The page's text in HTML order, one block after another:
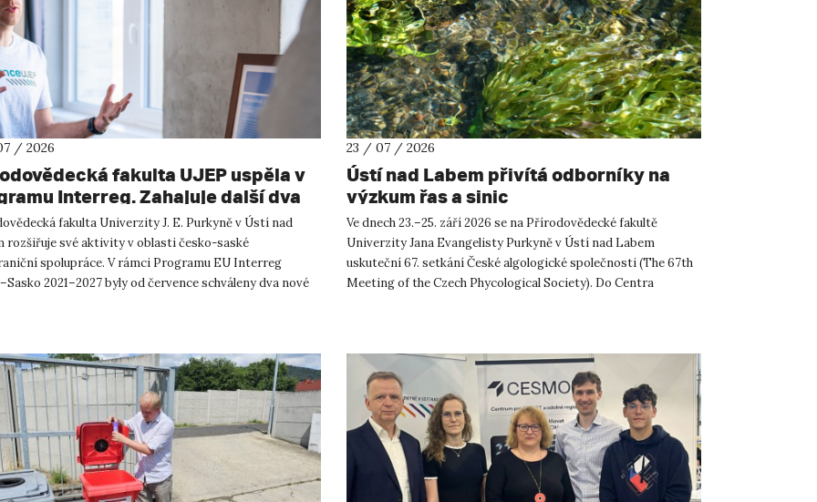
/ 2026
fakulta UJEP uspěla v
Interreg. Zahajuje další dva
projekty se saskými
fakulta Univerzity J. E. Purkyně v Ústí nad
rozšiřuje své aktivity v oblasti česko-saské
spolupráce. V rámci Programu EU Interreg
2021–2027 byly od července schváleny dva nové
23 / 07 / 2026
Ústí nad Labem přivítá odborníky na
výzkum řas a sinic
Ve dnech 23.–25. září 2026 se na Přírodovědecké fakultě
Univerzity Jana Evangelisty Purkyně v Ústí nad Labem
uskuteční 67. setkání České algologické společnosti (The 67th
Meeting of the Czech Phycological Society). Do Centra